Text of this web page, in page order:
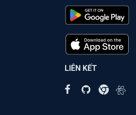
LIÊN KẾT